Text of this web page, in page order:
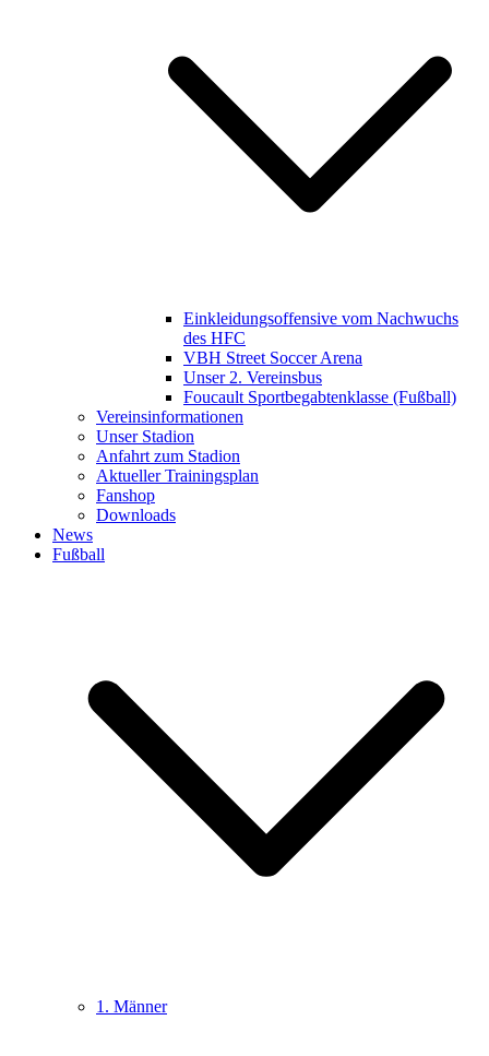
Einkleidungsoffensive vom Nachwuchs
des HFC
VBH Street Soccer Arena
Unser 2. Vereinsbus
Foucault Sportbegabtenklasse (Fußball)
Vereinsinformationen
Unser Stadion
Anfahrt zum Stadion
Aktueller Trainingsplan
Fanshop
Downloads
News
Fußball
1. Männer